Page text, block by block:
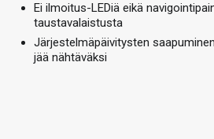
Ei ilmoitus-LEDiä eikä
taustavalaistusta
Järjestelmäpäivitysten
jää nähtäväksi